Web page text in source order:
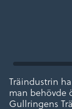
Träindustrin
man behövde
Gullringens